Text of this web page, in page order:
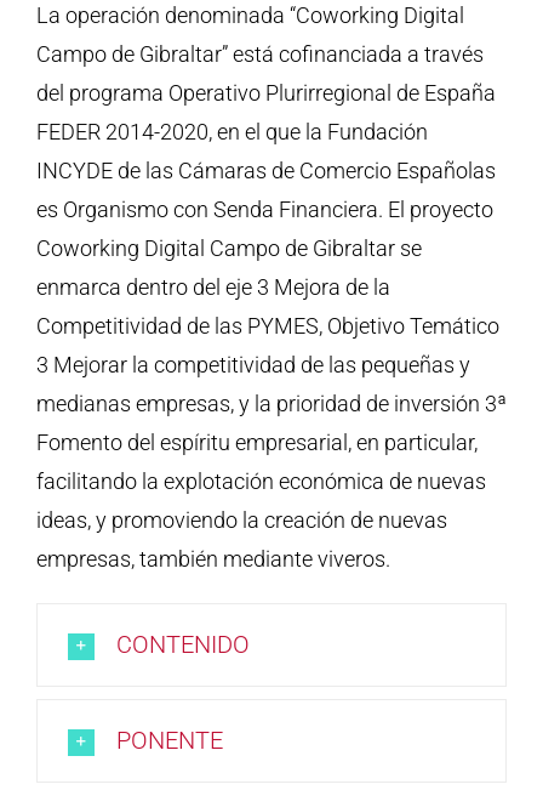
La operación denominada “Coworking Digital
Campo de Gibraltar” está cofinanciada a través
del programa Operativo Plurirregional de España
FEDER 2014-2020, en el que la Fundación
INCYDE de las Cámaras de Comercio Españolas
es Organismo con Senda Financiera. El proyecto
Coworking Digital Campo de Gibraltar se
enmarca dentro del eje 3 Mejora de la
Competitividad de las PYMES, Objetivo Temático
3 Mejorar la competitividad de las pequeñas y
medianas empresas, y la prioridad de inversión 3ª
Fomento del espíritu empresarial, en particular,
facilitando la explotación económica de nuevas
ideas, y promoviendo la creación de nuevas
empresas, también mediante viveros.
CONTENIDO
PONENTE